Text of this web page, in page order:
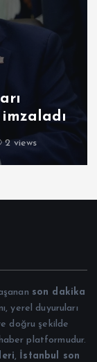
2 views
son dakika
yerel duyuruları
doğru şekilde
haber platformudur.
,
İstanbul son